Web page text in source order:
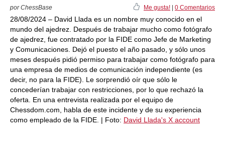
por ChessBase Me gusta! 0 Comentarios
28/08/2024 – David Llada es un nombre muy conocido en el
mundo del ajedrez. Después de trabajar mucho como fotógrafo
de ajedrez, fue contratado por la FIDE como Jefe de Marketing
y Comunicaciones. Dejó el puesto el año pasado, y sólo unos
meses después pidió permiso para trabajar como fotógrafo para
una empresa de medios de comunicación independiente (es
decir, no para la FIDE). Le sorprendió oír que sólo le
concederían trabajar con restricciones, por lo que rechazó la
oferta. En una entrevista realizada por el equipo de
Chessdom.com, habla de este incidente y de su experiencia
como empleado de la FIDE. | Foto: David Llada's X account